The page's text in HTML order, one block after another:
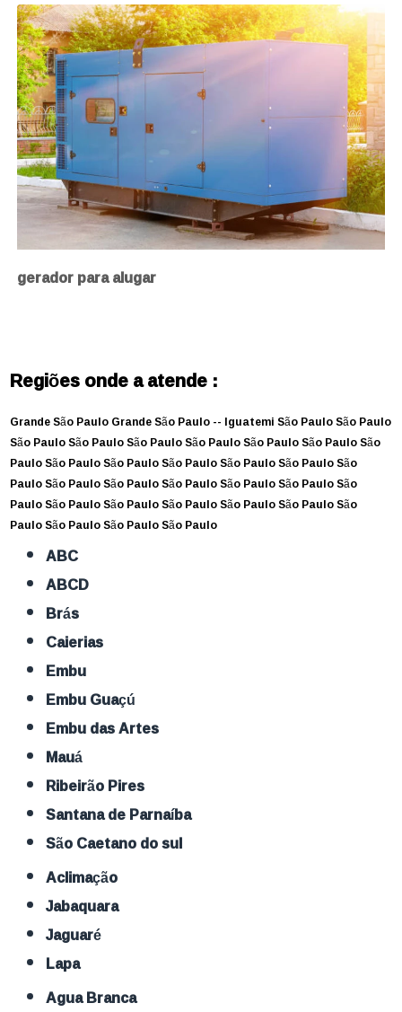
gerador para alugar
Regiões onde a atende :
Grande São PauloGrande São Paulo -- IguatemiSão PauloSão Paulo
São PauloSão PauloSão PauloSão PauloSão PauloSão PauloSão
PauloSão PauloSão PauloSão PauloSão PauloSão PauloSão
PauloSão PauloSão PauloSão PauloSão PauloSão PauloSão
PauloSão PauloSão PauloSão PauloSão PauloSão PauloSão
PauloSão PauloSão PauloSão Paulo
ABC
ABCD
Brás
Caierias
Embu
Embu Guaçú
Embu das Artes
Mauá
Ribeirão Pires
Santana de Parnaíba
São Caetano do sul
Aclimação
Jabaquara
Jaguaré
Lapa
Agua Branca